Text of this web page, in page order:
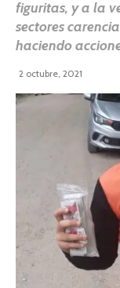
figuritas, y a la
sectores
haciendo
2 octubre, 2021